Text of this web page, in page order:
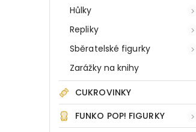
Hůlky
Repliky
Sběratelské figurky
Zarážky na knihy
CUKROVINKY
FUNKO POP! FIGURKY